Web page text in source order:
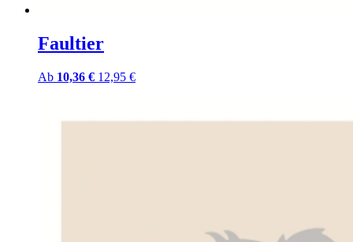
Faultier
Ab 10,36 € 12,95 €